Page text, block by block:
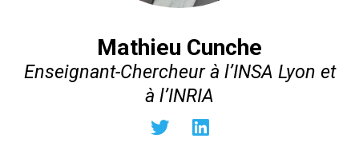
Mathieu Cunche
Enseignant-Chercheur à l’INSA Lyon et
à l’INRIA